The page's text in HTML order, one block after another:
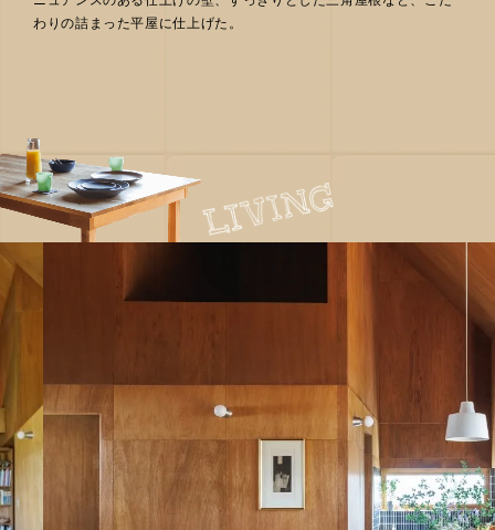
わりの詰まった平屋に仕上げた。